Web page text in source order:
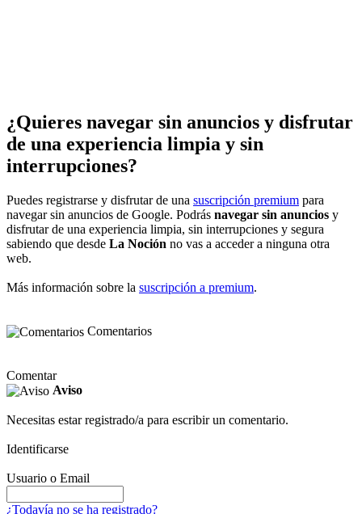
¿Quieres navegar sin anuncios y disfrutar
de una experiencia limpia y sin
interrupciones?
Puedes registrarse y disfrutar de una suscripción premium para
navegar sin anuncios de Google. Podrás navegar sin anuncios y
disfrutar de una experiencia limpia, sin interrupciones y segura
sabiendo que desde La Noción no vas a acceder a ninguna otra
web.
Más información sobre la suscripción a premium.
Comentarios
Comentar
Aviso
Necesitas estar registrado/a para escribir un comentario.
Identificarse
Usuario o Email
¿Todavía no se ha registrado?